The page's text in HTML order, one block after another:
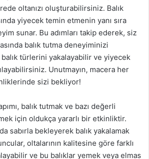
oltanızı oluşturabilirsiniz. Balık
yiyecek temin etmenin yanı sıra
sunar. Bu adımları takip ederek, siz
balık tutma deneyiminizi
türlerini yakalayabilir ve yiyecek
Unutmayın, macera her
sizi bekliyor!
balık tutmak ve bazı değerli
için oldukça yararlı bir etkinliktir.
sabırla bekleyerek balık yakalamak
oltalarının kalitesine göre farklı
ve bu balıklar yemek veya elmas